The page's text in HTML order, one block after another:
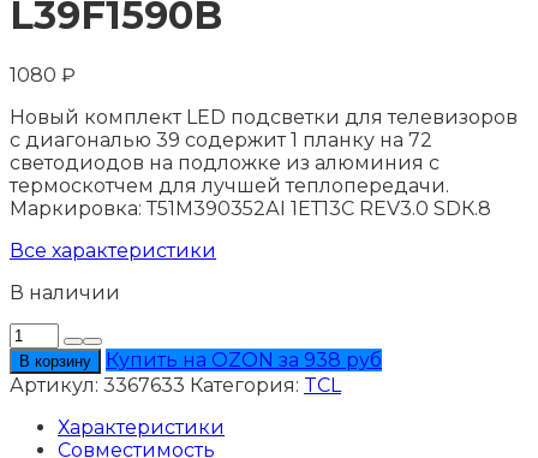
L39F1590B
1080 ₽
Новый комплект LED подсветки для телевизоров
с диагональю 39 содержит 1 планку на 72
светодиодов на подложке из алюминия с
термоскотчем для лучшей теплопередачи.
Маркировка: Т51М390352АI 1ЕТ13С RЕV3.0 SDК.8
Все характеристики
В наличии
Количество
товара
Подсветка
TCL
L39F1590B
В корзину
Купить на OZON за 938 руб
Артикул: 3367633 Категория: TCL
Характеристики
Совместимость